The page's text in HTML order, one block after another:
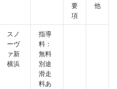
要
項
他
スノ
ーヴ
ァ新
横浜
指導
料：
無料
別途
滑走
料あ